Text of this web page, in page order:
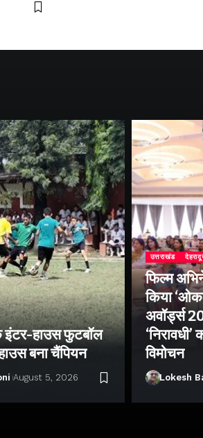
हाउस फुटबॉल
बना चैंपियन
August 5, 2026
उत्तराखंड
फिल्म
किया
अवॉर्ड्स
विमोचन
Lokesh